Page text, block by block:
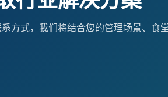
方式，我们将结合您的管理场景、食